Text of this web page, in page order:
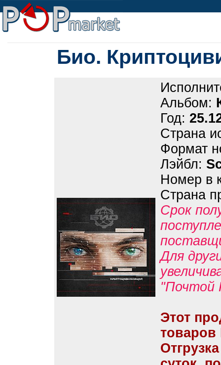
Био.
Альбом:
Год:
Страна
Формат
Лэйбл:
Номер в
Страна
Срок
Для
"Почтой
Этот
товаров